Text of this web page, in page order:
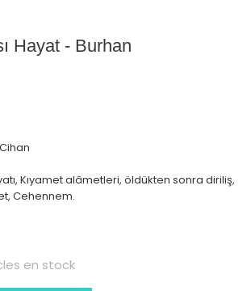
Hayat - Burhan
Kıyamet alâmetleri, öldükten sonra diriliş,
Cehennem.
en stock